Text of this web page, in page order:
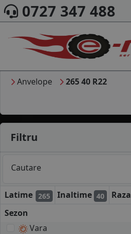
0727 347 488
Anvelope 265 40 R22
Filtru
Cautare
Latime 265 Inaltime 40 Raza
Sezon
Vara